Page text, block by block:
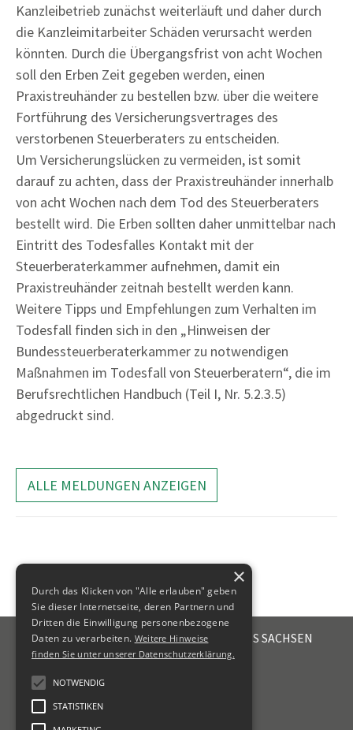
Kanzleibetrieb zunächst weiterläuft und daher durch
die Kanzleimitarbeiter Schäden verursacht werden
könnten. Durch die Übergangsfrist von acht Wochen
soll den Erben Zeit gegeben werden, einen
Praxistreuhänder zu bestellen bzw. über die weitere
Fortführung des Versicherungsvertrages des
verstorbenen Steuerberaters zu entscheiden.
Um Versicherungslücken zu vermeiden, ist somit
darauf zu achten, dass der Praxistreuhänder innerhalb
von acht Wochen nach dem Tod des Steuerberaters
bestellt wird. Die Erben sollten daher unmittelbar nach
Eintritt des Todesfalles Kontakt mit der
Steuerberaterkammer aufnehmen, damit ein
Praxistreuhänder zeitnah bestellt werden kann.
Weitere Tipps und Empfehlungen zum Verhalten im
Todesfall finden sich in den „Hinweisen der
Bundessteuerberaterkammer zu notwendigen
Maßnahmen im Todesfall von Steuerberatern“, die im
Berufsrechtlichen Handbuch (Teil I, Nr. 5.2.3.5)
abgedruckt sind.
ALLE MELDUNGEN ANZEIGEN
STEUERBERATERKAMMER DES FREISTAATES SACHSEN
Emil-Fuchs-Str. 2
+49 341 56336-0
kammer@sbk-sachsen.de
×
Durch das Klicken von "Alle erlauben" geben
Sie dieser Internetseite, deren Partnern und
Dritten die Einwilligung personenbezogene
Daten zu verarbeiten. Weitere Hinweise
finden Sie unter unserer Datenschutzerklärung.
NOTWENDIG
STATISTIKEN